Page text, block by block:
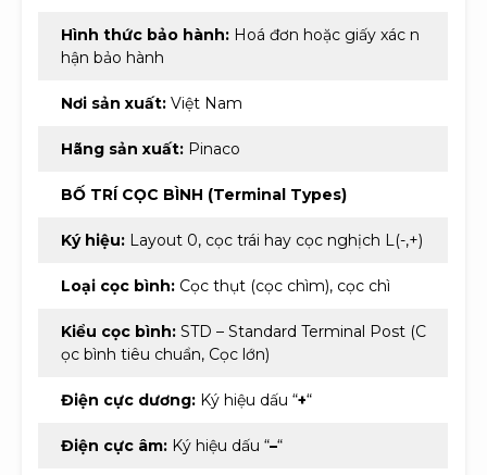
Hình thức bảo hành: Hoá đơn hoặc giấy xác n
hận bảo hành
Nơi sản xuất: Việt Nam
Hãng sản xuất: Pinaco
BỐ TRÍ CỌC BÌNH (Terminal Types)
Ký hiệu: Layout 0, cọc trái hay cọc nghịch L(-,+)
Loại cọc bình: Cọc thụt (cọc chìm), cọc chì
Kiểu cọc bình: STD – Standard Terminal Post (C
ọc bình tiêu chuẩn, Cọc lớn)
Điện cực dương: Ký hiệu dấu “+“
Điện cực âm: Ký hiệu dấu “–“